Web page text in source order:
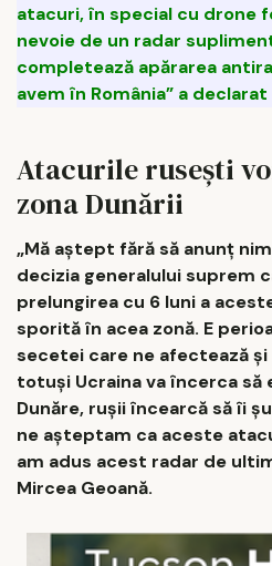
atacuri, în special cu drone
nevoie de un radar
completează apărarea
avem în România” a
Atacurile rusești
zona Dunării
„Mă aștept fără să anunț
decizia generalului suprem
prelungirea cu 6 luni a
sporită în acea zonă. E
secetei care ne afectează
totuși Ucraina va încerca să
Dunăre, rușii încearcă să îi
ne așteptam ca aceste
am adus acest radar de
Mircea Geoană.